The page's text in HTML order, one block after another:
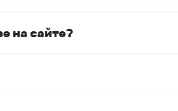
на сайте?